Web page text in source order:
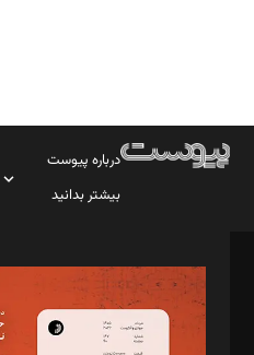
درباره پیوست
بیشتر بدانید
مدیر مسئول: محمدباقر اثنی‌عشری
سردبیر: مهرک محمودی
دبیر تحریریه: میثم قاسمی